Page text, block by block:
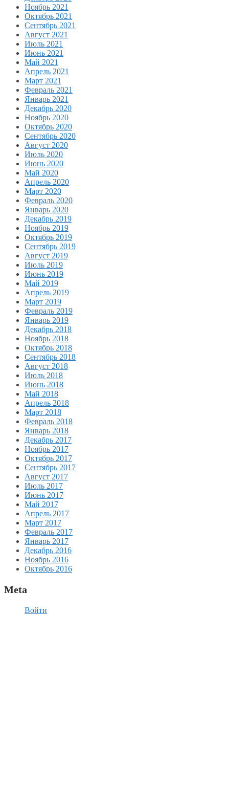
Ноябрь 2021
Октябрь 2021
Сентябрь 2021
Август 2021
Июль 2021
Июнь 2021
Май 2021
Апрель 2021
Март 2021
Февраль 2021
Январь 2021
Декабрь 2020
Ноябрь 2020
Октябрь 2020
Сентябрь 2020
Август 2020
Июль 2020
Июнь 2020
Май 2020
Апрель 2020
Март 2020
Февраль 2020
Январь 2020
Декабрь 2019
Ноябрь 2019
Октябрь 2019
Сентябрь 2019
Август 2019
Июль 2019
Июнь 2019
Май 2019
Апрель 2019
Март 2019
Февраль 2019
Январь 2019
Декабрь 2018
Ноябрь 2018
Октябрь 2018
Сентябрь 2018
Август 2018
Июль 2018
Июнь 2018
Май 2018
Апрель 2018
Март 2018
Февраль 2018
Январь 2018
Декабрь 2017
Ноябрь 2017
Октябрь 2017
Сентябрь 2017
Август 2017
Июль 2017
Июнь 2017
Май 2017
Апрель 2017
Март 2017
Февраль 2017
Январь 2017
Декабрь 2016
Ноябрь 2016
Октябрь 2016
Meta
Войти